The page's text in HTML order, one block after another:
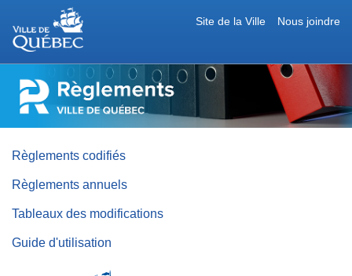
Nous joindre
Site de la Ville
RÈGLEMENTS
DE
QUÉBEC
Règlements codifiés
Règlements annuels
Tableaux des modifications
Guide d'utilisation